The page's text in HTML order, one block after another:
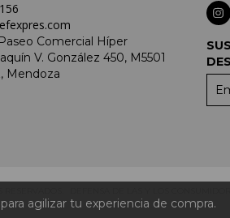
para agilizar tu experiencia de compra.
Comercial Híper
V. González 450, M5501
Mendoza
DEFENSA DE LAS Y LOS